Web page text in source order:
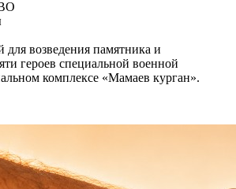
возведения памятника и
героев специальной военной
комплексе «Мамаев курган».